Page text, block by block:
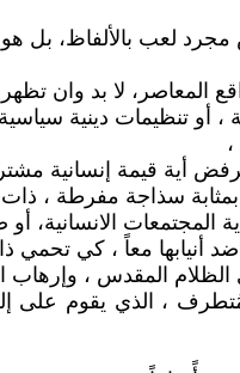
لعب بالألفاظ، بل
المعاصر، لا بد وان
، أو تنظيمات دينية
أية قيمة إنسانية
بمثابة سذاجة مفرطة ،
الانسانية، أو
أنيابها معاً ، كي تحمي
المقدس ، وإرهاب
، الذي يقوم على